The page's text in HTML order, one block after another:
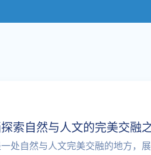
索自然与人文的完美交融
处自然与人文完美交融的地方，